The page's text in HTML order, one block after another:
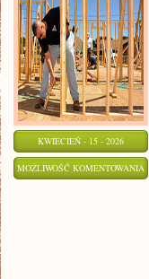
KWIECIEŃ - 15 - 2026
MOŻLIWOŚĆ KOMENTOWANIA